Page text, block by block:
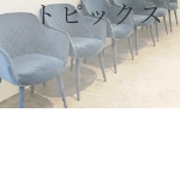
トピックス